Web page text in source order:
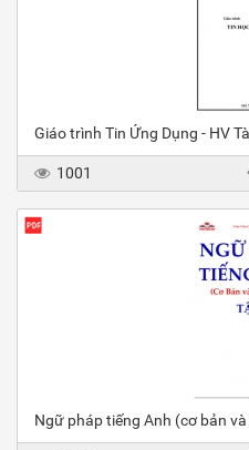
Giáo trình Tin Ứng Dụng - HV
1001
Ngữ pháp tiếng Anh (cơ bản